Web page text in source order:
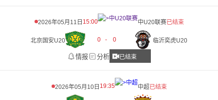
2026年05月11日 15:00 中U20联赛已结束
北京国安U20 0 - 0 临沂奕虎U20
情报 分析 已结束
2026年05月10日 19:35 中超已结束